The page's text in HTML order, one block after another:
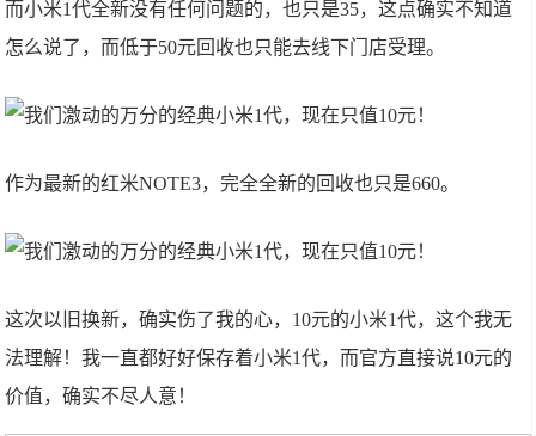
而小米1代全新没有任何问题的，也只是35，这点确实不知道
怎么说了，而低于50元回收也只能去线下门店受理。
作为最新的红米NOTE3，完全全新的回收也只是660。
这次以旧换新，确实伤了我的心，10元的小米1代，这个我无
法理解！我一直都好好保存着小米1代，而官方直接说10元的
价值，确实不尽人意！